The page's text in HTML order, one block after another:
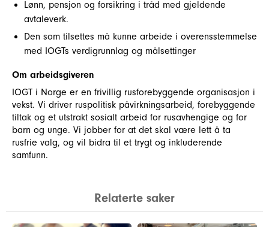
Lønn, pensjon og forsikring i tråd med gjeldende
avtaleverk.
Den som tilsettes må kunne arbeide i overensstemmelse
med IOGTs verdigrunnlag og målsettinger
Om arbeidsgiveren
IOGT i Norge er en frivillig rusforebyggende organisasjon i
vekst. Vi driver ruspolitisk påvirkningsarbeid, forebyggende
tiltak og et utstrakt sosialt arbeid for rusavhengige og for
barn og unge. Vi jobber for at det skal være lett å ta
rusfrie valg, og vil bidra til et trygt og inkluderende
samfunn.
Relaterte saker